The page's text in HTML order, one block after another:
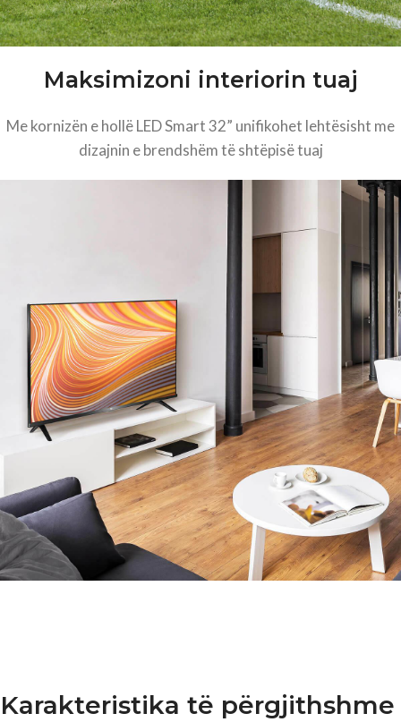
Maksimizoni interiorin tuaj
Me kornizën e hollë LED Smart 32” unifikohet lehtësisht me
dizajnin e brendshëm të shtëpisë tuaj
Karakteristika të përgjithshme